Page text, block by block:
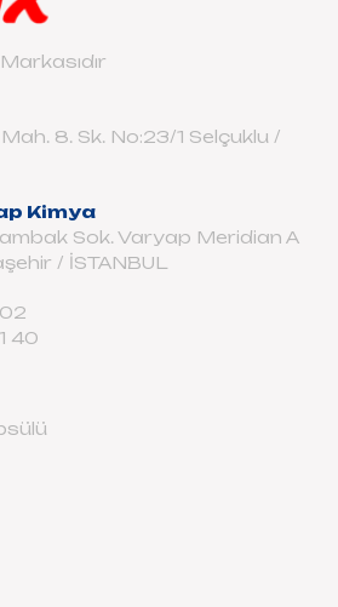
8. Sk. No:23/1 Selçuklu /
Kimya
Sok. Varyap Meridian A
/ İSTANBUL
40